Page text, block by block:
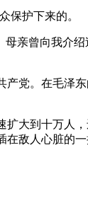
保护下来的。
亲曾向我
党。在毛
大到十万人
敌人心脏的